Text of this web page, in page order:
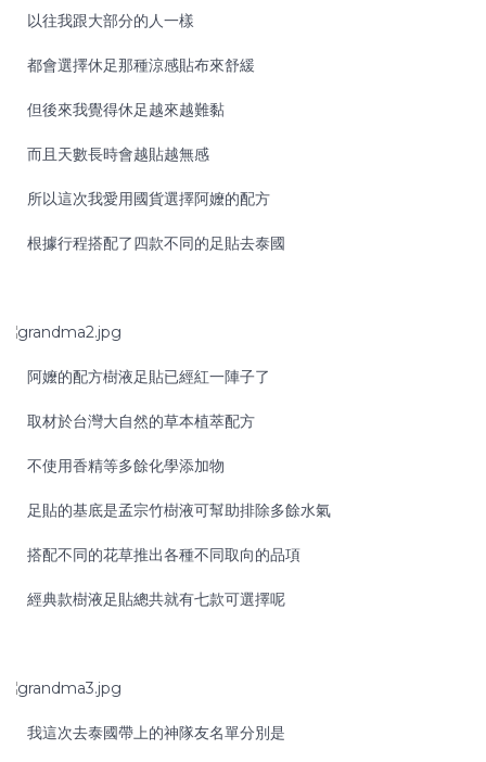
以往我跟大部分的人一樣
都會選擇休足那種涼感貼布來舒緩
但後來我覺得休足越來越難黏
而且天數長時會越貼越無感
所以這次我愛用國貨選擇阿嬤的配方
根據行程搭配了四款不同的足貼去泰國
阿嬤的配方樹液足貼已經紅一陣子了
取材於台灣大自然的草本植萃配方
不使用香精等多餘化學添加物
足貼的基底是孟宗竹樹液可幫助排除多餘水氣
搭配不同的花草推出各種不同取向的品項
經典款樹液足貼總共就有七款可選擇呢
我這次去泰國帶上的神隊友名單分別是